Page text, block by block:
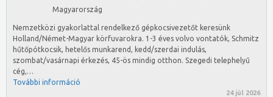
Magyarország
Nemzetközi gyakorlattal rendelkező gépkocsivezetőt keresünk
Holland/Német-Magyar körfuvarokra. 1-3 éves volvo vontatók, Schmitz
hűtőpótkocsik, hetelős munkarend, kedd/szerdai indulás,
szombat/vasárnapi érkezés, 45-ös mindig otthon. Szegedi telephelyű
cég,…
További információ
24 júl 2026